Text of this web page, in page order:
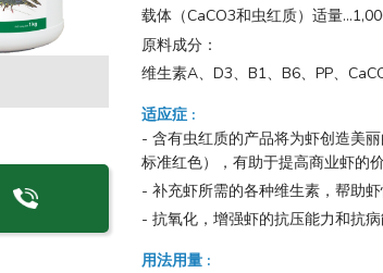
载体（CaCO3和虫红质）适量
原料成分：
维生素A、D3、B1、B6、PP、
适应症 :
- 含有虫红质的产品将为虾创造美
标准红色），有助于提高商业虾的
- 补充虾所需的各种维生素，帮助虾
- 抗氧化，增强虾的抗压能力和抗病
用法用量 :